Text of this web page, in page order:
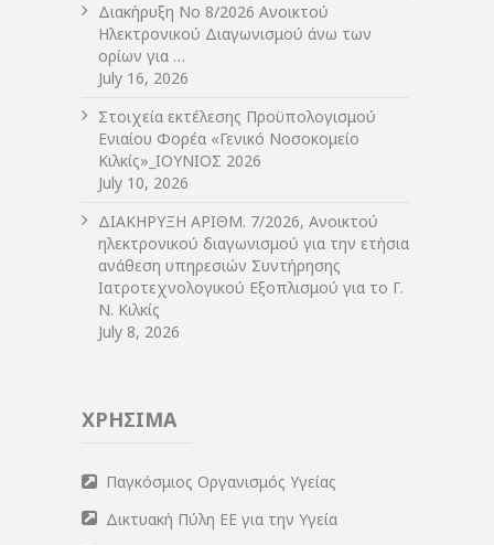
Διακήρυξη Νο 8/2026 Ανοικτού
Ηλεκτρονικού Διαγωνισμού άνω των
ορίων για …
July 16, 2026
Στοιχεία εκτέλεσης Προϋπολογισμού
Ενιαίου Φορέα «Γενικό Νοσοκομείο
Κιλκίς»_ΙΟΥΝΙΟΣ 2026
July 10, 2026
ΔIΑΚΗΡΥΞΗ ΑΡIΘΜ. 7/2026, Ανοικτού
ηλεκτρονικού διαγωνισμού για την ετήσια
ανάθεση υπηρεσιών Συντήρησης
Ιατροτεχνολογικού Εξοπλισμού για το Γ.
Ν. Κιλκίς
July 8, 2026
ΧΡΗΣΙΜΑ
Παγκόσμιος Οργανισμός Υγείας
Δικτυακή Πύλη ΕΕ για την Υγεία